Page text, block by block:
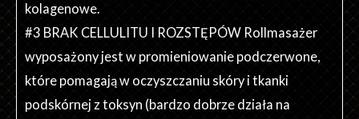
kolagenowe.
#3 BRAK CELLULITU I ROZSTĘPÓW Rollmasażer
wyposażony jest w promieniowanie podczerwone,
które pomagają w oczyszczaniu skóry i tkanki
podskórnej z toksyn (bardzo dobrze działa na